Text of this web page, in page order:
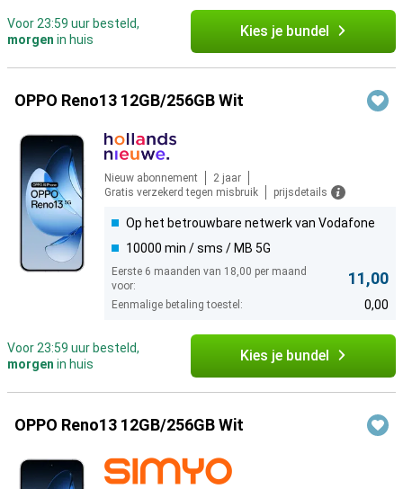
Voor 23:59 uur besteld,
morgen in huis Kies je bundel
OPPO Reno13 12GB/256GB Wit
Nieuw abonnement
2 jaar
Gratis verzekerd tegen misbruik
prijsdetails
Op het betrouwbare netwerk van Vodafone
10000 min / sms / MB 5G
Eerste 6 maanden van 18,00 per maand
voor:
11,00
Eenmalige betaling toestel: 0,00
Voor 23:59 uur besteld,
morgen in huis Kies je bundel
OPPO Reno13 12GB/256GB Wit